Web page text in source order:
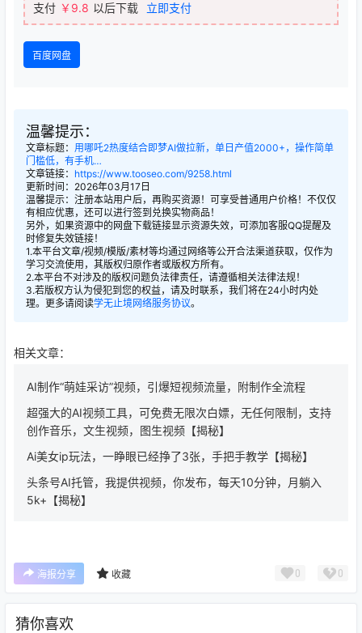
支付 ￥9.8 以后下载 立即支付
百度网盘
温馨提示：
文章标题： 用哪吒2热度结合即梦AI做拉新，单日产值2000+，操作简单
门槛低，有手机…
文章链接： https://www.tooseo.com/9258.html
更新时间：2026年03月17日
温馨提示：注册本站用户后，再购买资源！可享受普通用户价格！不仅仅
有相应优惠，还可以进行签到兑换实物商品！
另外，如果资源中的网盘下载链接显示资源失效，可添加客服QQ提醒及
时修复失效链接！
1.本平台文章/视频/模版/素材等均通过网络等公开合法渠道获取，仅作为
学习交流使用，其版权归原作者或版权方所有。
2.本平台不对涉及的版权问题负法律责任，请遵循相关法律法规！
3.若版权方认为侵犯到您的权益，请及时联系，我们将在24小时内处
理。更多请阅读学无止境网络服务协议。
相关文章：
AI制作“萌娃采访”视频，引爆短视频流量，附制作全流程
超强大的AI视频工具，可免费无限次白嫖，无任何限制，支持
创作音乐，文生视频，图生视频【揭秘】
Ai美女ip玩法，一睁眼已经挣了3张，手把手教学【揭秘】
头条号AI托管，我提供视频，你发布，每天10分钟，月躺入
5k+【揭秘】
海报分享 收藏 0 0
猜你喜欢